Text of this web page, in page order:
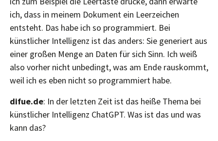
ich, dass in meinem Dokument ein Leerzeichen
entsteht. Das habe ich so programmiert. Bei
künstlicher Intelligenz ist das anders: Sie generiert aus
einer großen Menge an Daten für sich Sinn. Ich weiß
also vorher nicht unbedingt, was am Ende rauskommt,
weil ich es eben nicht so programmiert habe.
difue.de: In der letzten Zeit ist das heiße Thema bei
künstlicher Intelligenz ChatGPT. Was ist das und was
kann das?